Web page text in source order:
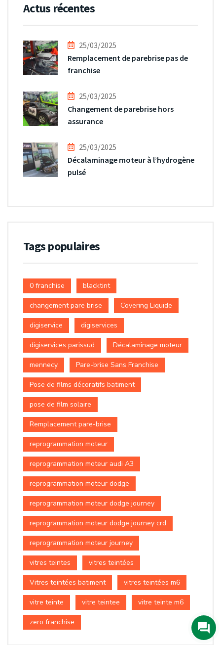
Actus récentes
25/03/2025
Remplacement de parebrise pas de
franchise
25/03/2025
Changement de parebrise hors
assurance
25/03/2025
Décalaminage moteur à l’hydrogène
pulsé
Tags populaires
0 franchise blacktint
changement pare brise Covering Liquide
digiservice digiservices
digiservices parissud Décalaminage moteur
mennecy Pare-brise Sans Franchise
Pose de films décoratifs batiment
pose de film solaire
Remplacement pare-brise
reprogrammation moteur
reprogrammation moteur audi A3
reprogrammation moteur dodge
reprogrammation moteur dodge journey
reprogrammation moteur dodge journey crd
reprogrammation moteur journey
vitres teintes vitres teintées
Vitres teintées batiment vitres teintées m6
vitre teinte vitre teintee vitre teinte m6
zero franchise